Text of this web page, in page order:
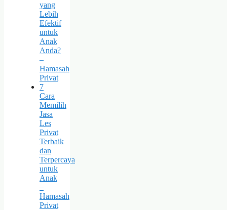
yang
Lebih
Efektif
untuk
Anak
Anda?
–
Hamasah
Privat
7
Cara
Memilih
Jasa
Les
Privat
Terbaik
dan
Terpercaya
untuk
Anak
–
Hamasah
Privat